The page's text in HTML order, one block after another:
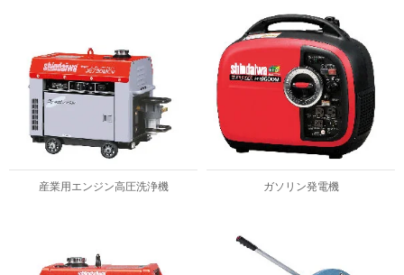
産業用エンジン高圧洗浄機 ガソリン発電機